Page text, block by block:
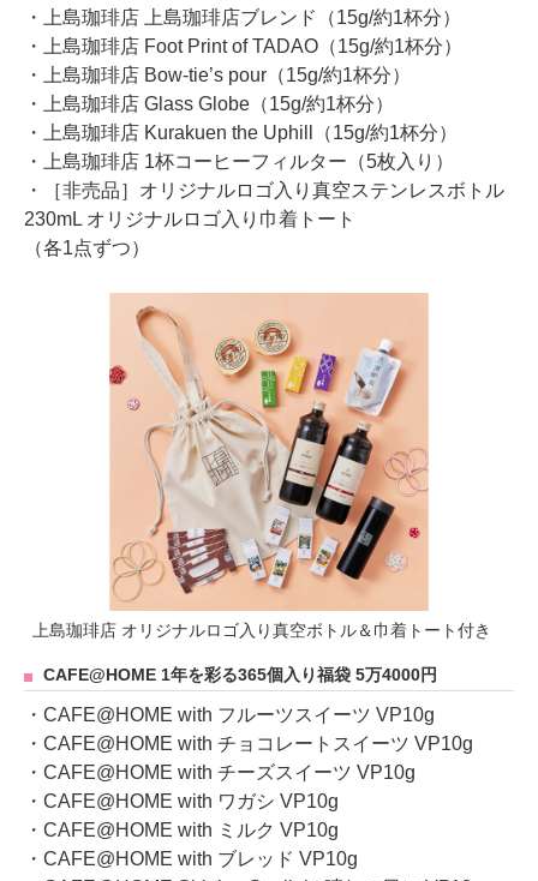
・上島珈琲店 上島珈琲店ブレンド（15g/約1杯分）
・上島珈琲店 Foot Print of TADAO（15g/約1杯分）
・上島珈琲店 Bow-tie’s pour（15g/約1杯分）
・上島珈琲店 Glass Globe（15g/約1杯分）
・上島珈琲店 Kurakuen the Uphill（15g/約1杯分）
・上島珈琲店 1杯コーヒーフィルター（5枚入り）
・［非売品］オリジナルロゴ入り真空ステンレスボトル
230mL オリジナルロゴ入り巾着トート
（各1点ずつ）
上島珈琲店 オリジナルロゴ入り真空ボトル＆巾着トート付き
CAFE@HOME 1年を彩る365個入り福袋 5万4000円
・CAFE@HOME with フルーツスイーツ VP10g
・CAFE@HOME with チョコレートスイーツ VP10g
・CAFE@HOME with チーズスイーツ VP10g
・CAFE@HOME with ワガシ VP10g
・CAFE@HOME with ミルク VP10g
・CAFE@HOME with ブレッド VP10g